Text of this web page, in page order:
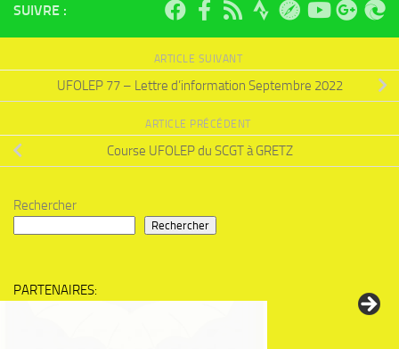
SUIVRE :
ARTICLE SUIVANT
UFOLEP 77 – Lettre d’information Septembre 2022
ARTICLE PRÉCÉDENT
Course UFOLEP du SCGT à GRETZ
Rechercher
Rechercher
PARTENAIRES: